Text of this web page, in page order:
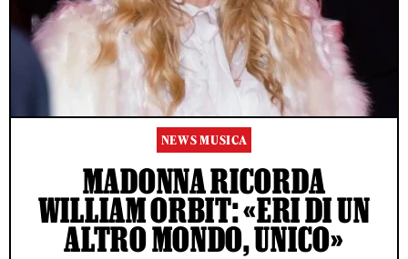
NEWS MUSICA
MADONNA RICORDA
WILLIAM ORBIT: «ERI DI UN
ALTRO MONDO, UNICO»